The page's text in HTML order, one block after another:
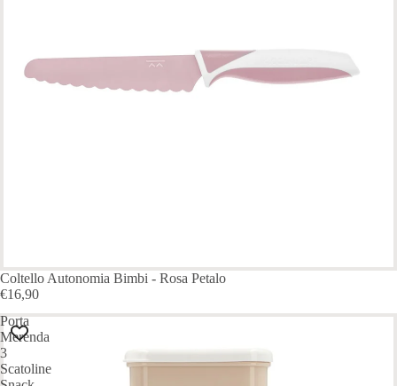
Coltello Autonomia Bimbi - Rosa Petalo
€16,90
Porta
Merenda
3
Scatoline